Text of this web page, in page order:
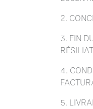
2.
3. FIN
4.
5.